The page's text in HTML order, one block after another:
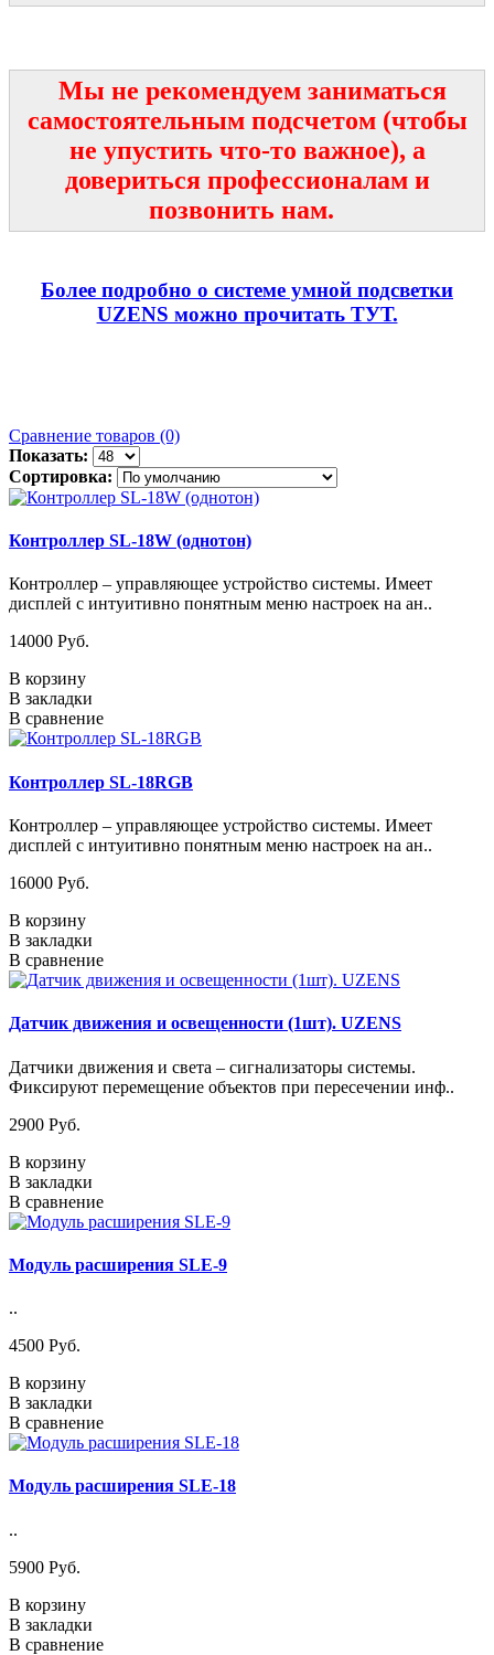
Мы не рекомендуем заниматься
самостоятельным подсчетом (чтобы
не упустить что-то важное), а
довериться профессионалам и
позвонить нам.
Более подробно о системе умной подсветки
UZENS можно прочитать ТУТ.
Сравнение товаров (0)
Показать:
Сортировка:
Контроллер SL-18W (однотон)
Контроллер – управляющее устройство системы. Имеет
дисплей с интуитивно понятным меню настроек на ан..
14000 Pуб.
В корзину
В закладки
В сравнение
Контроллер SL-18RGB
Контроллер – управляющее устройство системы. Имеет
дисплей с интуитивно понятным меню настроек на ан..
16000 Pуб.
В корзину
В закладки
В сравнение
Датчик движения и освещенности (1шт). UZENS
Датчики движения и света – сигнализаторы системы.
Фиксируют перемещение объектов при пересечении инф..
2900 Pуб.
В корзину
В закладки
В сравнение
Модуль расширения SLE-9
..
4500 Pуб.
В корзину
В закладки
В сравнение
Модуль расширения SLE-18
..
5900 Pуб.
В корзину
В закладки
В сравнение